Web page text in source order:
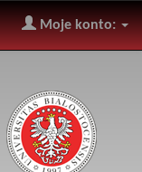
Moje konto: